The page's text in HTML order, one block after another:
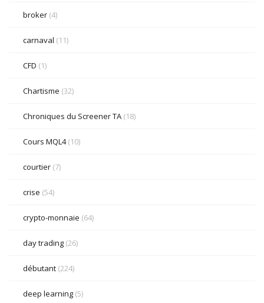
broker (4)
carnaval (11)
CFD (1)
Chartisme (32)
Chroniques du Screener TA (18)
Cours MQL4(10)
courtier (7)
crise (54)
crypto-monnaie (64)
day trading (26)
débutant (224)
deep learning (5)